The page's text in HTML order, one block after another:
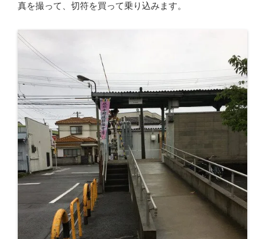
真を撮って、切符を買って乗り込みます。